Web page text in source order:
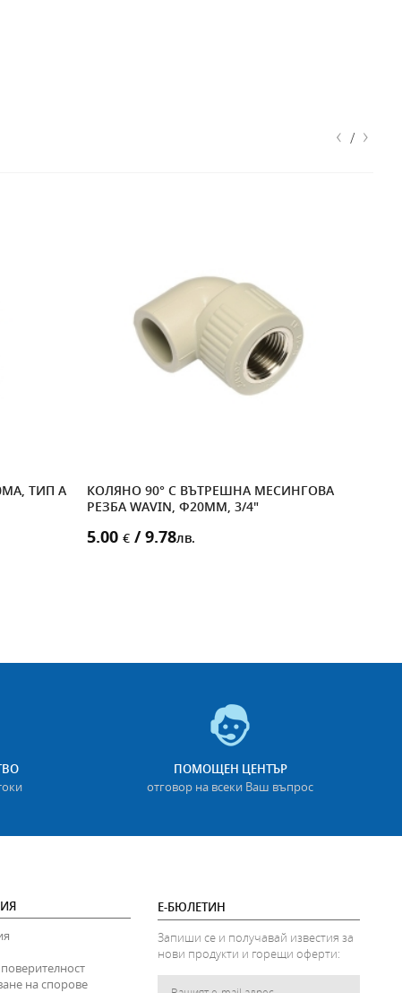
‹ / ›
ТИП А
КОЛЯНО 90° С ВЪТРЕШНА МЕСИНГОВА
РЕЗБА WAVIN, Ф20MM, 3/4"
5.00 € / 9.78лв.
ПОМОЩЕН ЦЕНТЪР
отговор на всеки Ваш въпрос
на спорове
Е-БЮЛЕТИН
Запиши се и получавай известия за
нови продукти и горещи оферти: